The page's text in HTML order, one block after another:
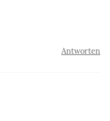
Antworten